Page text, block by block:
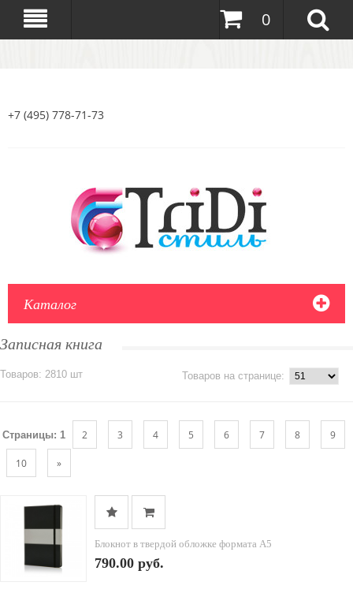
0
+7 (495) 778-71-73
Каталог
Записная книга
Товаров: 2810 шт Товаров на странице:
Страницы: 1 2 3 4 5 6 7 8 9
10 »
Блокнот в твердой обложке формата A5
790.00 руб.